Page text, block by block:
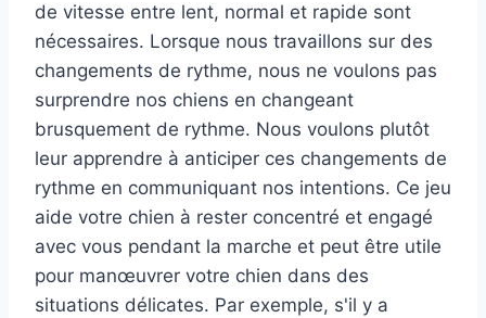
de vitesse entre lent, normal et rapide sont
nécessaires. Lorsque nous travaillons sur des
changements de rythme, nous ne voulons pas
surprendre nos chiens en changeant
brusquement de rythme. Nous voulons plutôt
leur apprendre à anticiper ces changements de
rythme en communiquant nos intentions. Ce jeu
aide votre chien à rester concentré et engagé
avec vous pendant la marche et peut être utile
pour manœuvrer votre chien dans des
situations délicates. Par exemple, s'il y a